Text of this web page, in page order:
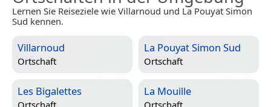
Lernen Sie Reiseziele wie Villarnoud und La Pouyat Simon
Sud kennen.
Villarnoud
Ortschaft
La Pouyat Simon Sud
Ortschaft
Les Bigalettes La Mouille